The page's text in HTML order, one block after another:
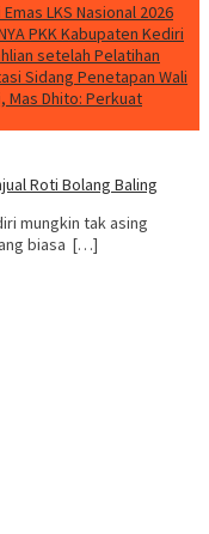
LKS Nasional 2026
PKK Kabupaten Kediri
setelah Pelatihan
Sidang Penetapan Wali
Mas Dhito: Perkuat
Roti Bolang Baling
mungkin tak asing
biasa […]